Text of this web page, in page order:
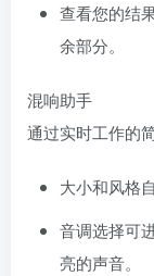
查看您的结
余部分。
混响助手
通过实时工作的
大小和风格
音调选择可
亮的声音。